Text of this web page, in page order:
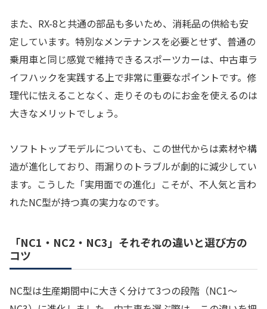
また、RX-8と共通の部品も多いため、消耗品の供給も安
定しています。特別なメンテナンスを必要とせず、普通の
乗用車と同じ感覚で維持できるスポーツカーは、中古車ラ
イフハックを実践する上で非常に重要なポイントです。修
理代に怯えることなく、走りそのものにお金を使えるのは
大きなメリットでしょう。
ソフトトップモデルについても、この世代からは素材や構
造が進化しており、雨漏りのトラブルが劇的に減少してい
ます。こうした「実用面での進化」こそが、不人気と言わ
れたNC型が持つ真の実力なのです。
「NC1・NC2・NC3」それぞれの違いと選び方の
コツ
NC型は生産期間中に大きく分けて3つの段階（NC1〜